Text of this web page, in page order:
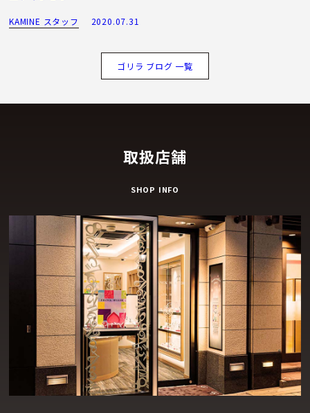
KAMINE スタッフ 2020.07.31
ゴリラ ブログ 一覧
取扱店舗
SHOP INFO